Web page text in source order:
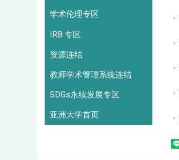
学术伦理专区
IRB 专区
资源连结
教师学术管理系统连结
SDGs永续发展专区
亚洲大学首页